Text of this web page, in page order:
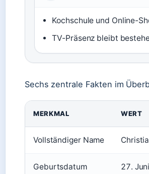
Kochschule und Online-
TV-Präsenz bleibt
Sechs zentrale Fakten im
MERKMAL WERT
Vollständiger Name
Geburtsdatum 27.